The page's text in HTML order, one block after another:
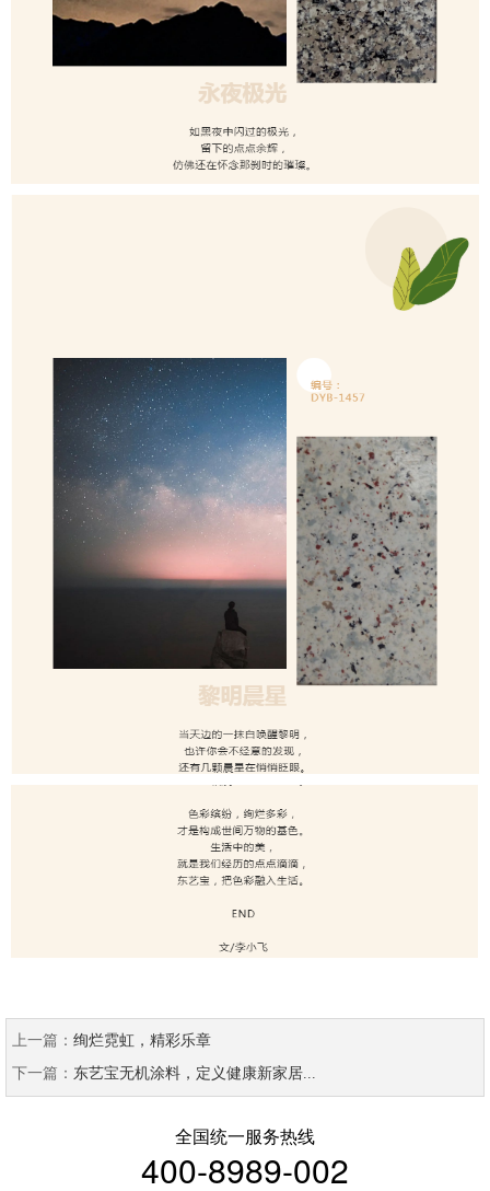
上一篇： 绚烂霓虹，精彩乐章
下一篇： 东艺宝无机涂料，定义健康新家居...
全国统一服务热线
400-8989-002